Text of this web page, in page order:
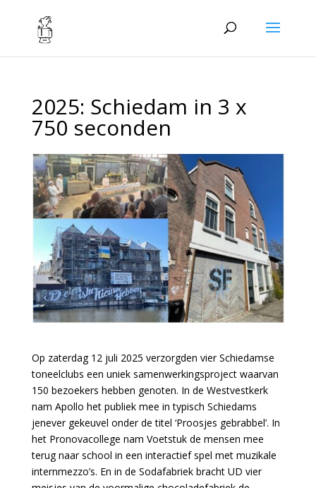
2025: Schiedam in 3 x
750 seconden
Op zaterdag 12 juli 2025 verzorgden vier Schiedamse
toneelclubs een uniek samenwerkingsproject waarvan
150 bezoekers hebben genoten. In de Westvestkerk
nam Apollo het publiek mee in typisch Schiedams
jenever gekeuvel onder de titel ‘Proosjes gebrabbel’. In
het Pronovacollege nam Voetstuk de mensen mee
terug naar school in een interactief spel met muzikale
internmezzo’s. En in de Sodafabriek bracht UD vier